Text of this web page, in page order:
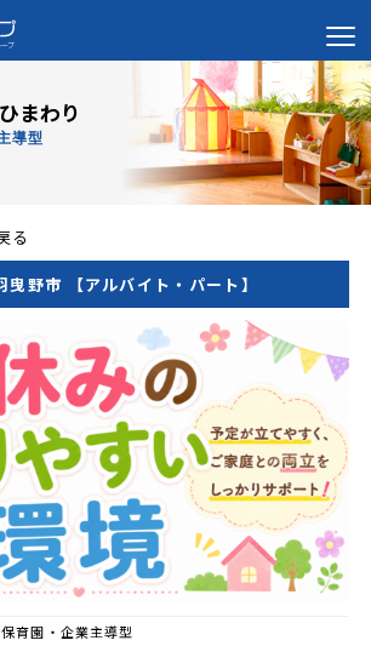
まわり
導型
る
曳野市 【アルバイト・パート】
育園・企業主導型